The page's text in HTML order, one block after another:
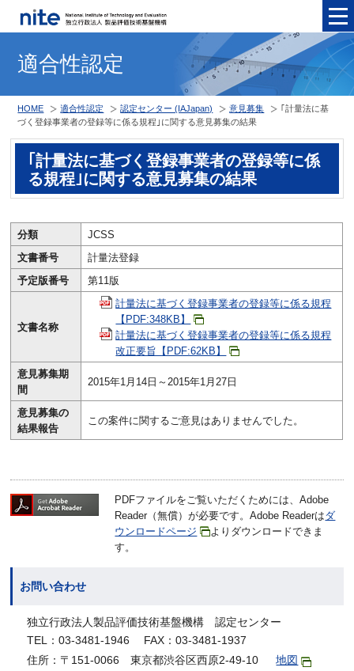
適合性認定
HOME 適合性認定 認定センター (IAJapan) 意見募集
｢計量法に基
づく登録事業者の登録等に係る規程｣に関する意見募集の結果
｢計量法に基づく登録事業者の登録等に係
る規程｣に関する意見募集の結果
分類
JCSS
文書番号
計量法登録
予定版番号
第11版
文書名称
計量法に基づく登録事業者の登録等に係る規程
【PDF:348KB】
計量法に基づく登録事業者の登録等に係る規程
改正要旨【PDF:62KB】
意見募集期
間
2015年1月14日～2015年1月27日
意見募集の
結果報告
この案件に関するご意見はありませんでした。
PDFファイルをご覧いただくためには、Adobe
Reader（無償）が必要です。Adobe Readerはダ
ウンロードページ
よりダウンロードできま
す。
お問い合わせ
独立行政法人製品評価技術基盤機構 認定センター
TEL：03-3481-1946 FAX：03-3481-1937
住所：〒151-0066 東京都渋谷区西原2-49-10
地図